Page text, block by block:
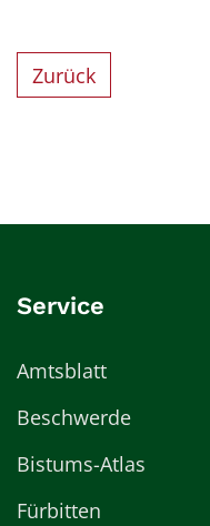
Zurück
Service
Amtsblatt
Beschwerde
Bistums-Atlas
Fürbitten